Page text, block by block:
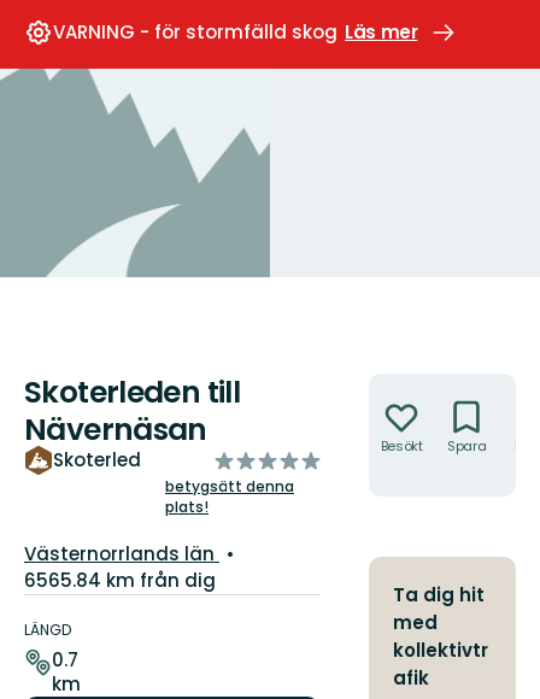
VARNING - för stormfälld skog Läs mer
Skoterleden till
Nävernäsan
Skoterled
av
5
betygsätt denna
plats!
Län:
Västernorrlands län
6565.84 km från dig
om
leden
LÄNGD
0.7
km
Besökt Spara
Ta dig hit
med
kollektivtr
afik